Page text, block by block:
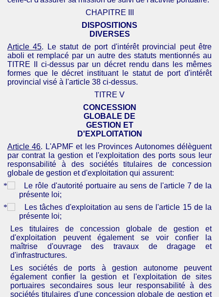
CHAPITRE III
DISPOSITIONS
DIVERSES
Article 45. Le statut de port d'intérêt provincial peut être
aboli et remplacé par un autre des statuts mentionnés au
TITRE II ci-dessus par un décret rendu dans les mêmes
formes que le décret instituant le statut de port d'intérêt
provincial visé à l'article 38 ci-dessus.
TITRE V
CONCESSION
GLOBALE DE
GESTION ET
D' EXPLOITATION
Article 46. L'APMFet les Provinces Autonomes délèguent
par contrat la gestion et l'exploitation des ports sous leur
responsabilité à des sociétés titulaires de concession
globale de gestion et d'exploitation qui assurent:
Le rôle d'autorité portuaire au sens de l'article 7 de la
présente loi;
Les tâches d'exploitation au sens de l'article 15 de la
présente loi;
Les titulaires de concession globale de gestion et
d'exploitation peuvent également se voir confier la
maîtrise d'ouvrage des travaux de dragage et
d'infrastructures.
Les sociétés de ports à gestion autonome peuvent
également confier la gestion et l'exploitation de sites
portuaires secondaires sous leur responsabilité à des
sociétés titulaires d'une concession globale de gestion et